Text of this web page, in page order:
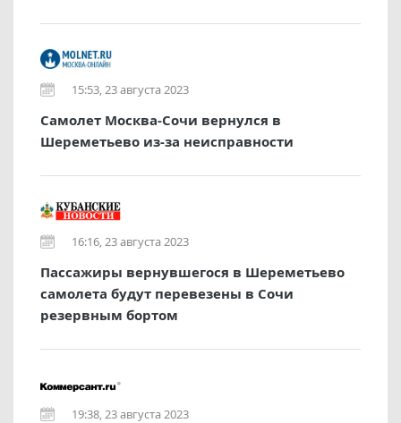
15:53, 23 августа 2023
Самолет Москва-Сочи вернулся в
Шереметьево из-за неисправности
16:16, 23 августа 2023
Пассажиры вернувшегося в Шереметьево
самолета будут перевезены в Сочи
резервным бортом
19:38, 23 августа 2023